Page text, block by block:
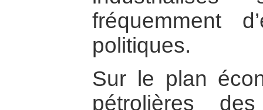
fréquemment
politiques.
Sur le plan
pétrolières